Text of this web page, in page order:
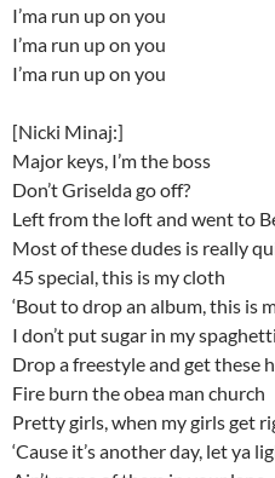
I’ma run up on you
I’ma run up on you
I’ma run up on you
[Nicki Minaj:]
Major keys, I’m the boss
Don’t Griselda go off?
Left from the loft and went to
Most of these dudes is really
45 special, this is my cloth
‘Bout to drop an album, this is
I don’t put sugar in my
Drop a freestyle and get these
Fire burn the obea man church
Pretty girls, when my girls get
‘Cause it’s another day, let ya